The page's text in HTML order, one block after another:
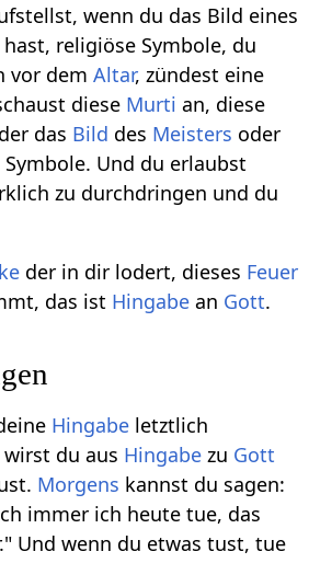
wenn du das Bild eines
religiöse Symbole, du
vor dem Altar, zündest eine
diese Murti an, diese
das Bild des Meisters oder
Und du erlaubst
zu durchdringen und du
der in dir lodert, dieses Feuer
das ist Hingabe an Gott.
Hingabe letztlich
du aus Hingabe zu Gott
Morgens kannst du sagen:
immer ich heute tue, das
Und wenn du etwas tust, tue